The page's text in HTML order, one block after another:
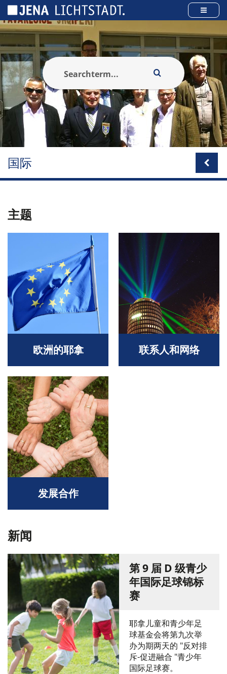
国际
主题
欧洲的耶拿 联系人和网络
发展合作
新闻
第 9 届 D 级青少
年国际足球锦标
赛
耶拿儿童和青少年足
球基金会将第九次举
办为期两天的 "反对排
斥-促进融合 "青少年
国际足球赛。
Cookies management panel